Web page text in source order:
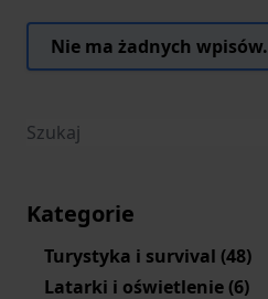
Nie ma żadnych wpisów.
Kategorie
Turystyka i survival (48)
Latarki i oświetlenie (6)